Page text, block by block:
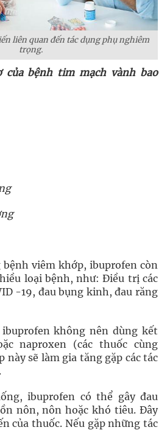
liên quan đến tác dụng phụ nghiêm
trọng.
của bệnh tim mạch vành bao
viêm khớp, ibuprofen còn
loại bệnh, như: Điều trị các
-19, đau bụng kinh, đau răng
không nên dùng kết
naproxen (các thuốc cùng
này sẽ làm gia tăng gặp các tác
ibuprofen có thể gây đau
nôn, nôn hoặc khó tiêu. Đây
của thuốc. Nếu gặp những tác